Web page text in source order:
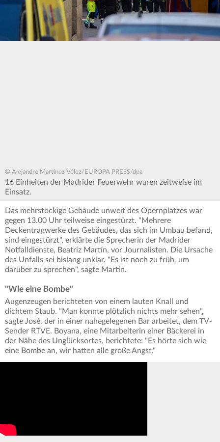
© Alejandro Martínez Vélez/EUROPA PRESS/dpa
16 Einheiten der Madrider Feuerwehr waren zeitweise im
Einsatz.
Das mehrstöckige Gebäude unweit des Opernplatzes war
gegen 13.00 Uhr teilweise eingestürzt. "Mehrere
Deckentragwerke des Gebäudes, das sich im Umbau befand,
sind eingestürzt", erklärte die Sprecherin der Madrider
Notfalldienste, Beatriz Martín, vor Journalisten. Die Ursache
des Unfalls sei bislang unklar. "Es ist noch zu früh, um
darüber zu sprechen", sagte Martín.
"Wie eine Bombe"
Augenzeugen berichteten von einem lauten Knall und
dichtem Staub. "Man konnte plötzlich nichts mehr sehen",
sagte José, der in einer nahegelegenen Bar arbeitet, dem TV-
Sender RTVE. Boyana, eine Mitarbeiterin einer Bäckerei in
der Nähe des Unglücksortes, berichtete: "Es hörte sich wie
eine Bombe an, wir hatten alle große Angst."